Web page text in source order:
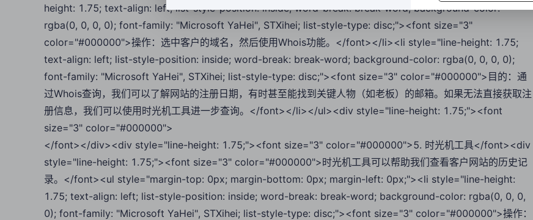
height: 1.75; text-align: left; list-style-position: inside; word-break: break-word; background-color:
rgba(0, 0, 0, 0); font-family: "Microsoft YaHei", STXihei; list-style-type: disc;"><font size="3"
color="#000000">操作：选中客户的域名，然后使用Whois功能。</font></li><li style="line-height: 1.75;
text-align: left; list-style-position: inside; word-break: break-word; background-color: rgba(0, 0, 0, 0);
font-family: "Microsoft YaHei", STXihei; list-style-type: disc;"><font size="3" color="#000000">目的：通
过Whois查询，我们可以了解网站的注册日期，有时甚至能找到关键人物（如老板）的邮箱。如果无法直接获取注
册信息，我们可以使用时光机工具进一步查询。</font></li></ul><div style="line-height: 1.75;"><font
size="3" color="#000000">
</font></div><div style="line-height: 1.75;"><font size="3" color="#000000">5. 时光机工具</font><div
style="line-height: 1.75;"><font size="3" color="#000000">时光机工具可以帮助我们查看客户网站的历史记
录。</font><ul style="margin-top: 0px; margin-bottom: 0px; margin-left: 0px;"><li style="line-height:
1.75; text-align: left; list-style-position: inside; word-break: break-word; background-color: rgba(0, 0, 0,
0); font-family: "Microsoft YaHei", STXihei; list-style-type: disc;"><font size="3" color="#000000">操作：